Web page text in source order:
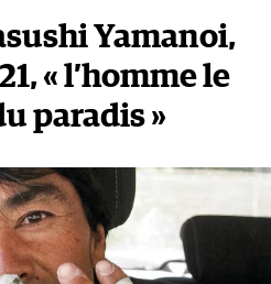
Yamanoi,
« l’homme le
paradis »